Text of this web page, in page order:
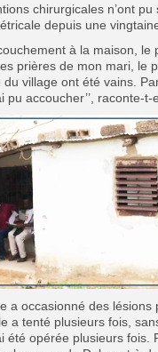
chirurgicales n’ont pu
depuis une vingtaine
à la maison, le
prières de mon mari, le
village ont été vains.
pu accoucher’’, raconte-t-
a occasionné des lésions
a tenté plusieurs fois,
été opérée plusieurs fois.